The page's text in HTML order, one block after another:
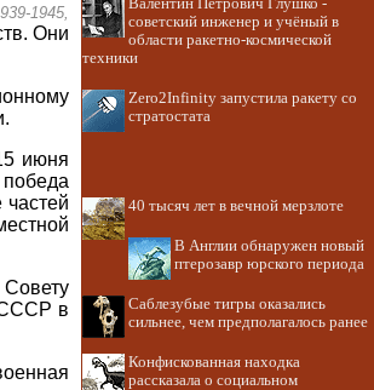
1945,
Они
июня
СССР в
Валентин Петрович Глушко -
советский инженер и учёный в
области ракетно-космической
техники
Zero2Infinity запустила ракету со
стратостата
40 тысяч лет в вечной мерзлоте
В Англии обнаружен новый
птерозавр юрского периода
Саблезубые тигры оказались
сильнее, чем предполагалось ранее
Конфискованная находка
рассказала о социальном